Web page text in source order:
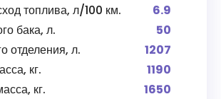
топлива, л/100 км.
6.9
бака, л.
50
отделения, л.
1207
кг.
1190
кг.
1650